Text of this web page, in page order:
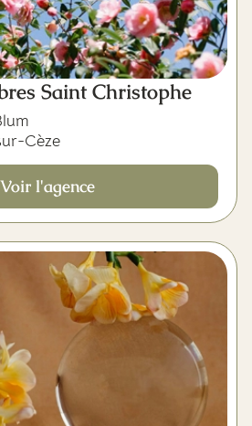
Saint Christophe
Cèze
Voir l'agence